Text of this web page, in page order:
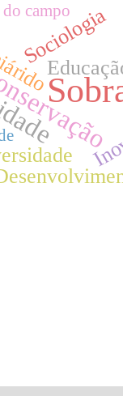
Sociologia
do campo